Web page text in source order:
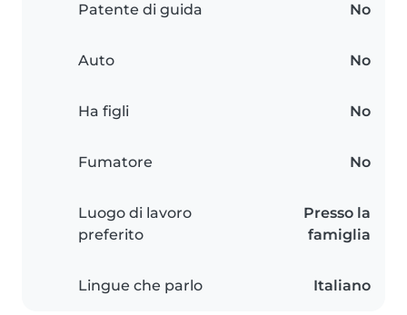
Patente di guida No
Auto No
Ha figli No
Fumatore No
Luogo di lavoro
preferito
Presso la
famiglia
Lingue che parlo Italiano